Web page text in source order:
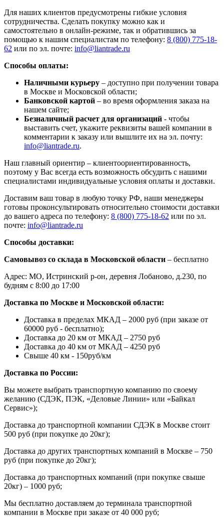
Для наших клиентов предусмотрены гибкие условия
сотрудничества. Сделать покупку можно как и
самостоятельно в онлайн-режиме, так и обратившись за
помощью к нашим специалистам по телефону: 8 (800) 775-18-
62 или по эл. почте: info@liantrade.ru
Способы оплаты:
Наличными курьеру – доступно при получении товара
в Москве и Московской области;
Банковской картой – во время оформления заказа на
нашем сайте;
Безналичный расчет для организаций - чтобы
выставить счет, укажите реквизиты вашей компании в
комментарии к заказу или вышлите их на эл. почту:
info@liantrade.ru.
Наш главный ориентир – клиентоориентированность,
поэтому у Вас всегда есть возможность обсудить с нашими
специалистами индивидуальные условия оплаты и доставки.
Доставим ваш товар в любую точку РФ, наши менеджеры
готовы проконсультировать относительно стоимости доставки
до вашего адреса по телефону: 8 (800) 775-18-62 или по эл.
почте: info@liantrade.ru
Способы доставки:
Самовывоз со склада в Московской области – бесплатно
Адрес: МО, Истринский р-он, деревня Лобаново, д.230, по
будням с 8:00 до 17:00
Доставка по Москве и Московской области:
Доставка в пределах МКАД – 2000 руб (при заказе от
60000 руб - бесплатно);
Доставка до 20 км от МКАД – 2750 руб
Доставка до 40 км от МКАД – 4250 руб
Свыше 40 км - 150руб/км
Доставка по России:
Вы можете выбрать транспортную компанию по своему
желанию (СДЭК, ПЭК, «Деловые Линии» или «Байкал
Сервис»);
Доставка до транспортной компании СДЭК в Москве стоит
500 руб (при покупке до 20кг);
Доставка до других транспортных компаний в Москве – 750
руб (при покупке до 20кг);
Доставка до транспортных компаний (при покупке свыше
20кг) – 1000 руб;
Мы бесплатно доставляем до терминала транспортной
компании в Москве при заказе от 40 000 руб;